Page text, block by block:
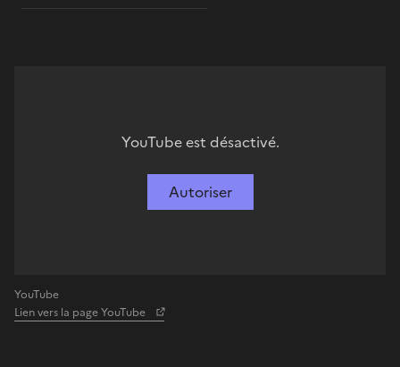
YouTube est désactivé.
Autoriser
YouTube
Lien vers la page YouTube